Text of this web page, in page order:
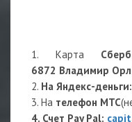
1. Карта
6872 Владимир
2. На Яндекс-деньги
3. На телефон МТС
4. Счет Pay Pal: